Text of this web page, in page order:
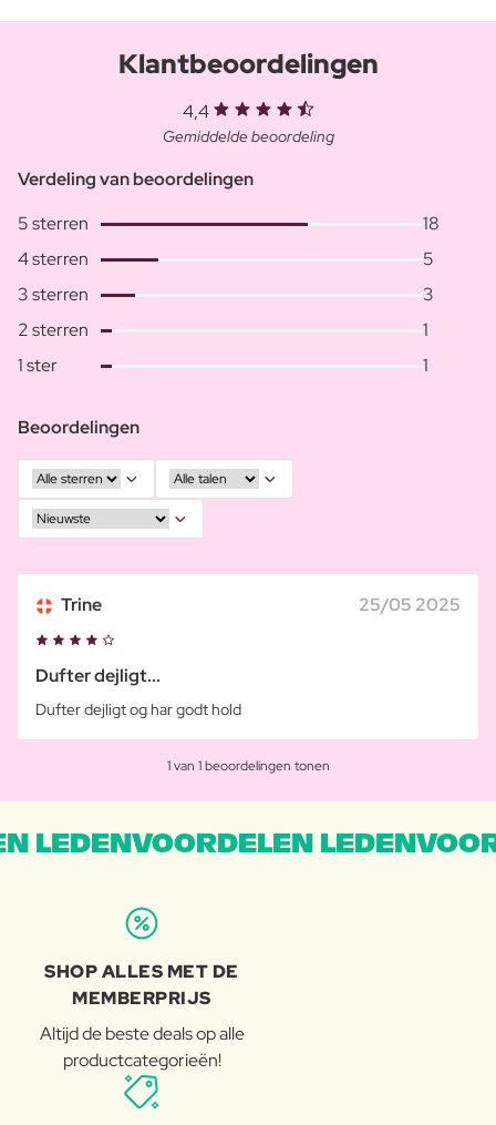
Klantbeoordelingen
4,4
Gemiddelde beoordeling
Verdeling van beoordelingen
5 sterren
18
4 sterren
5
3 sterren
3
2 sterren
1
1 ster
1
Beoordelingen
Trine 25/05 2025
Dufter dejligt...
Dufter dejligt og har godt hold
1 van 1 beoordelingen tonen
LEDENVOORDELEN
SHOP ALLES MET DE
MEMBERPRIJS
Altijd de beste deals op alle
productcategorieën!